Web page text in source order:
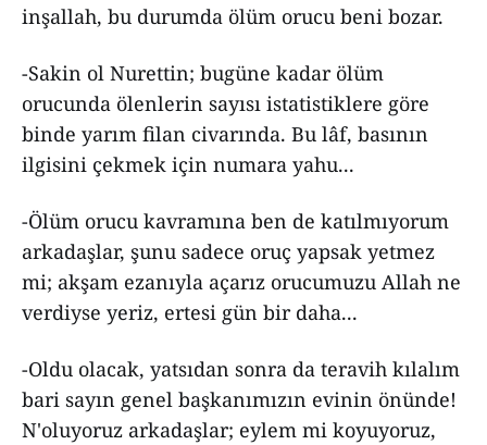
inşallah, bu durumda ölüm orucu beni bozar.
-Sakin ol Nurettin; bugüne kadar ölüm
orucunda ölenlerin sayısı istatistiklere göre
binde yarım filan civarında. Bu lâf, basının
ilgisini çekmek için numara yahu...
-Ölüm orucu kavramına ben de katılmıyorum
arkadaşlar, şunu sadece oruç yapsak yetmez
mi; akşam ezanıyla açarız orucumuzu Allah ne
verdiyse yeriz, ertesi gün bir daha...
-Oldu olacak, yatsıdan sonra da teravih kılalım
bari sayın genel başkanımızın evinin önünde!
N'oluyoruz arkadaşlar; eylem mi koyuyoruz,